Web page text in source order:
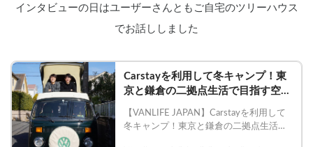
インタビューの日はユーザーさんともご自宅のツリーハウス
でお話ししました
Carstayを利用して冬キャンプ！東
京と鎌倉の二拠点生活で目指す空間
【VANLIFE JAPAN】Carstayを利用して
冬キャンプ！東京と鎌倉の二拠点生活で